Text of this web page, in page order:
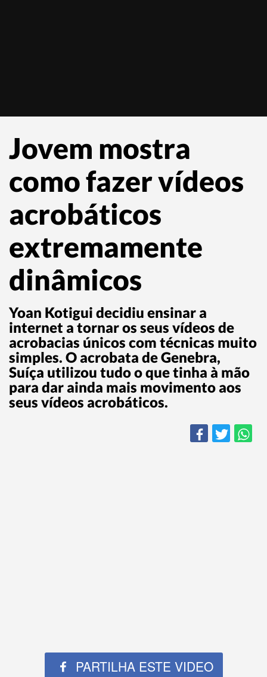
Jovem mostra
como fazer vídeos
acrobáticos
extremamente
dinâmicos
Yoan Kotigui decidiu ensinar a
internet a tornar os seus vídeos de
acrobacias únicos com técnicas muito
simples. O acrobata de Genebra,
Suíça utilizou tudo o que tinha à mão
para dar ainda mais movimento aos
seus vídeos acrobáticos.
PARTILHA ESTE VIDEO